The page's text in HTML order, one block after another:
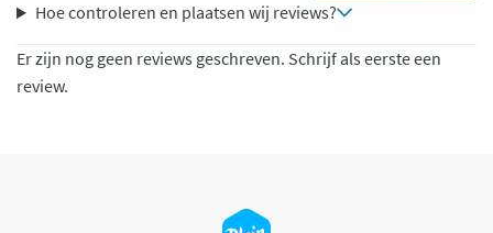
Hoe controleren en plaatsen wij reviews?
Er zijn nog geen reviews geschreven. Schrijf als eerste een
review.